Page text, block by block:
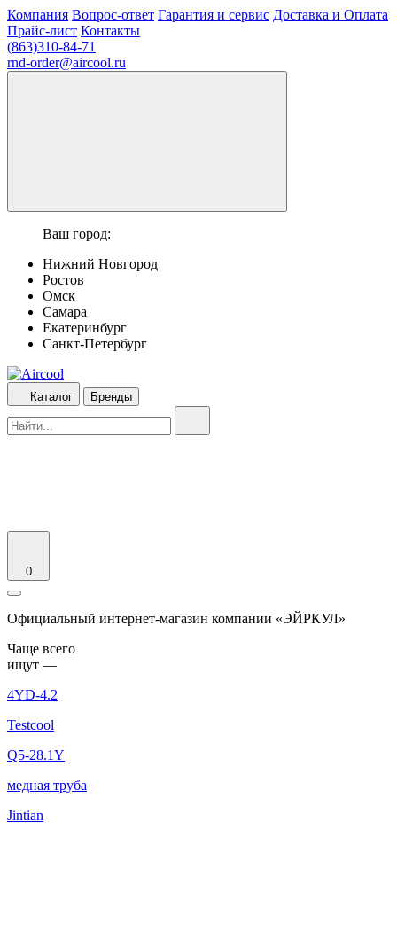
Компания Вопрос-ответ Гарантия и сервис Доставка и Оплата
Прайс-лист Контакты
(863)310-84-71
rnd-order@aircool.ru
Ваш город:
Нижний Новгород
Ростов
Омск
Самара
Екатеринбург
Санкт-Петербург
Каталог Бренды
0
Официальный интернет-магазин компании «ЭЙРКУЛ»
Чаще вcего
ищут —
4YD-4.2
Testcool
Q5-28.1Y
медная труба
Jintian